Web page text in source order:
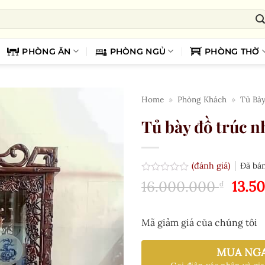
PHÒNG ĂN PHÒNG NGỦ PHÒNG THỜ
Home » Phòng Khách » Tủ
Tủ bày đồ trúc
Được
xếp
5
sao
(đánh giá) Đã
16.000.000₫ Giá
Mã giảm giá của chúng tôi
MUA